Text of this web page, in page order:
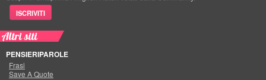
ISCRIVITI
Altri siti
PENSIERIPAROLE
Frasi
Save A Quote